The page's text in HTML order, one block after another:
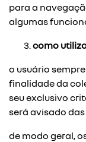
para a
algumas
como
o usuário
finalidade da
seu exclusivo
será avisado
de modo geral,